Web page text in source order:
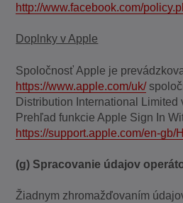
http://www.facebook.com/
Doplnky v Apple
Spoločnosť Apple je
https://www.apple.com/uk/
Distribution International Limited
Prehľad funkcie Apple Sign In
https://support.apple.com/en-gb/
(g) Spracovanie údajov
Žiadnym zhromažďovaním